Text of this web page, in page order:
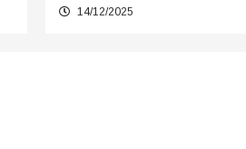
14/12/2025